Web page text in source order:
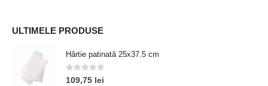
ULTIMELE PRODUSE
Hârtie patinată 25x37.5 cm
0out of 5
109,75 lei